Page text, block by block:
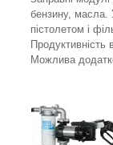
бензину, масла.
пістолетом і
Продуктивність
Можлива